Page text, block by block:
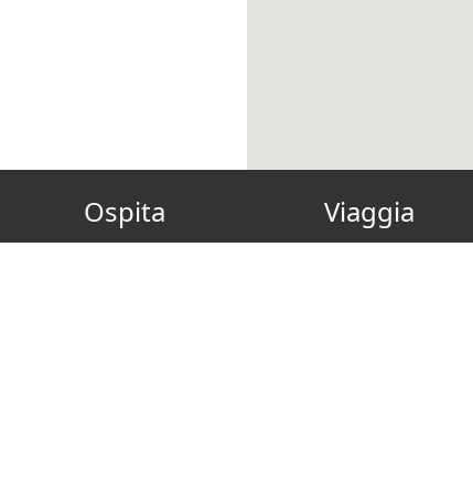
Ospita
Diventa Host
Viaggia
Gift Card